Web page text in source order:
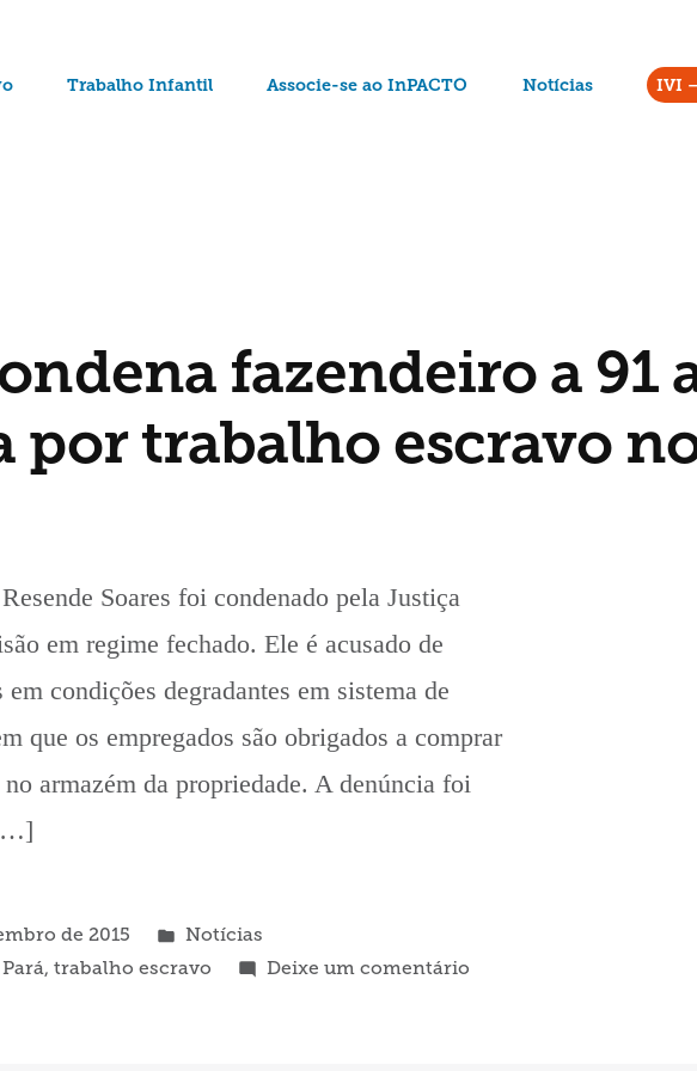
Trabalho Infantil Associe-se ao InPACTO Notícias IVI
fazendeiro a 91
por trabalho escravo
Soares foi condenado pela Justiça
em regime fechado. Ele é acusado de
condições degradantes em sistema de
que os empregados são obrigados a comprar
armazém da propriedade. A denúncia foi
de 2015
Publicado
em
Notícias
Pará,trabalho escravo Deixe um comentário